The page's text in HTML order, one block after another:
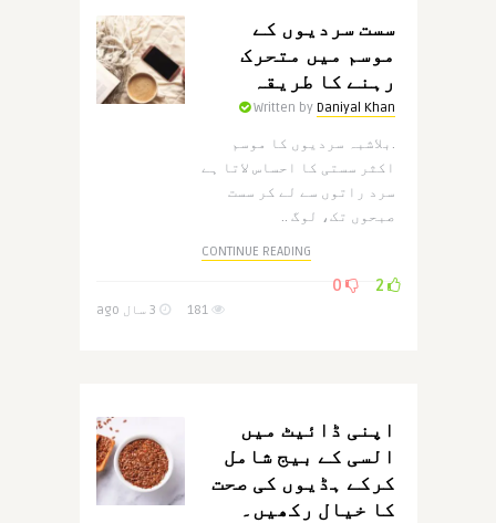
سست سردیوں کے
موسم میں متحرک
رہنے کا طریقہ
Written by Daniyal Khan
.بلاشبہ سردیوں کا موسم
اکثر سستی کا احساس لاتا ہے
سرد راتوں سے لے کر سست
صبحوں تک، لوگ ..
CONTINUE READING
181
اپنی ڈائیٹ میں
السی کے بیج شامل
کرکے ہڈیوں کی صحت
کا خیال رکھیں۔